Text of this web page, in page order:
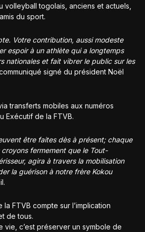
volleyball togolais, anciens et actuels,
du sport.
Votre contribution, aussi modeste
espoir à un athlète qui a longtemps
nationales et fait vibrer le public sur les
signé du président Noël
transferts mobiles aux numéros
Exécutif de la FTVB.
être faites dès à présent; chaque
fermement que le Tout-
agira à travers la mobilisation
la guérison à notre frère Kokou
FTVB compte sur l’implication
de tous.
vie, c’est préserver un symbole de